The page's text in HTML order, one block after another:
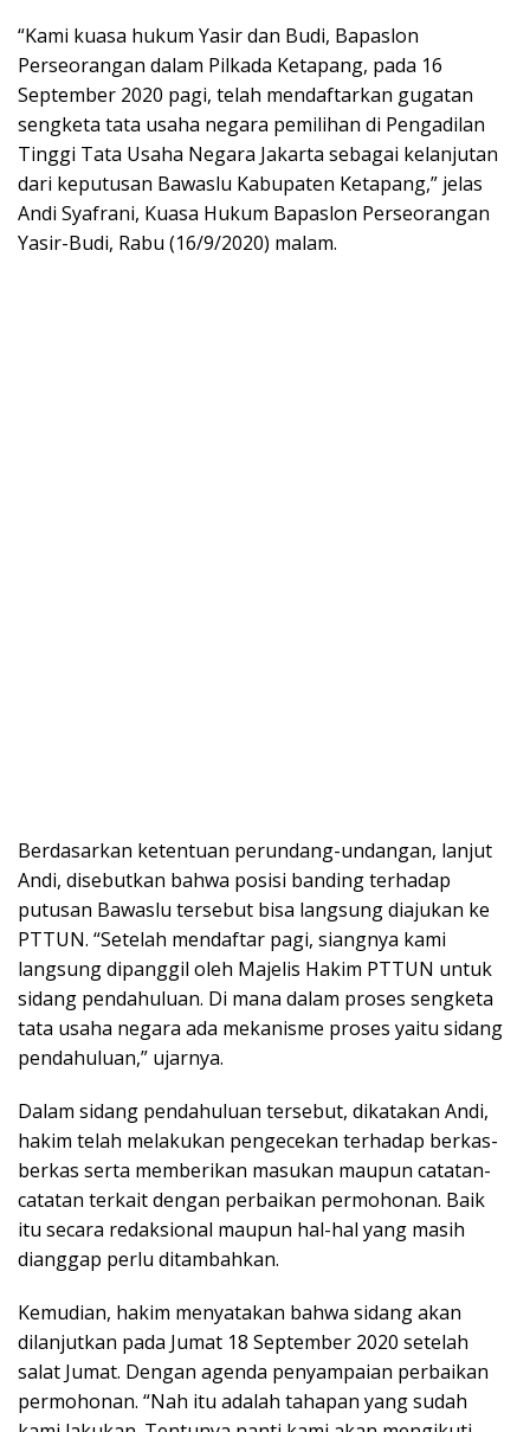
“Kami kuasa hukum Yasir dan Budi, Bapaslon
Perseorangan dalam Pilkada Ketapang, pada 16
September 2020 pagi, telah mendaftarkan gugatan
sengketa tata usaha negara pemilihan di Pengadilan
Tinggi Tata Usaha Negara Jakarta sebagai kelanjutan
dari keputusan Bawaslu Kabupaten Ketapang,” jelas
Andi Syafrani, Kuasa Hukum Bapaslon Perseorangan
Yasir-Budi, Rabu (16/9/2020) malam.
Berdasarkan ketentuan perundang-undangan, lanjut
Andi, disebutkan bahwa posisi banding terhadap
putusan Bawaslu tersebut bisa langsung diajukan ke
PTTUN. “Setelah mendaftar pagi, siangnya kami
langsung dipanggil oleh Majelis Hakim PTTUN untuk
sidang pendahuluan. Di mana dalam proses sengketa
tata usaha negara ada mekanisme proses yaitu sidang
pendahuluan,” ujarnya.
Dalam sidang pendahuluan tersebut, dikatakan Andi,
hakim telah melakukan pengecekan terhadap berkas-
berkas serta memberikan masukan maupun catatan-
catatan terkait dengan perbaikan permohonan. Baik
itu secara redaksional maupun hal-hal yang masih
dianggap perlu ditambahkan.
Kemudian, hakim menyatakan bahwa sidang akan
dilanjutkan pada Jumat 18 September 2020 setelah
salat Jumat. Dengan agenda penyampaian perbaikan
permohonan. “Nah itu adalah tahapan yang sudah